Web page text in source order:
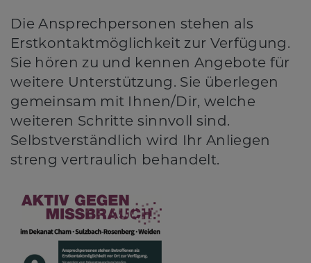
Die Ansprechpersonen stehen als
Erstkontaktmöglichkeit zur Verfügung.
Sie hören zu und kennen Angebote für
weitere Unterstützung. Sie überlegen
gemeinsam mit Ihnen/Dir, welche
weiteren Schritte sinnvoll sind.
Selbstverständlich wird Ihr Anliegen
streng vertraulich behandelt.